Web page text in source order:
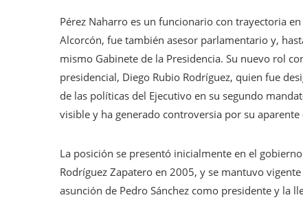
Pérez Naharro es un funcionario con trayectoria
Alcorcón, fue también asesor parlamentario y,
mismo Gabinete de la Presidencia. Su nuevo rol
presidencial, Diego Rubio Rodríguez, quien fue
de las políticas del Ejecutivo en su segundo
visible y ha generado controversia por su
La posición se presentó inicialmente en el
Rodríguez Zapatero en 2005, y se mantuvo
asunción de Pedro Sánchez como presidente y la